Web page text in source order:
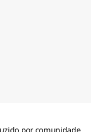
por comunidade